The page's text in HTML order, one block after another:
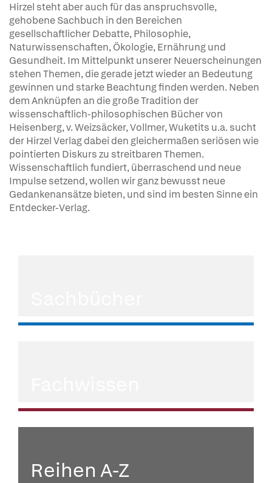
Hirzel steht aber auch für das anspruchsvolle,
gehobene Sachbuch in den Bereichen
gesellschaftlicher Debatte, Philosophie,
Naturwissenschaften, Ökologie, Ernährung und
Gesundheit. Im Mittelpunkt unserer Neuerscheinungen
stehen Themen, die gerade jetzt wieder an Bedeutung
gewinnen und starke Beachtung finden werden. Neben
dem Anknüpfen an die große Tradition der
wissenschaftlich-philosophischen Bücher von
Heisenberg, v. Weizsäcker, Vollmer, Wuketits u.a. sucht
der Hirzel Verlag dabei den gleichermaßen seriösen wie
pointierten Diskurs zu streitbaren Themen.
Wissenschaftlich fundiert, überraschend und neue
Impulse setzend, wollen wir ganz bewusst neue
Gedankenansätze bieten, und sind im besten Sinne ein
Entdecker-Verlag.
Reihen A-Z